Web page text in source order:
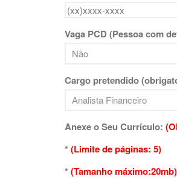
Vaga PCD (Pessoa com
Cargo pretendido
Anexe o Seu Currículo:
* (Limite de páginas: 5)
* (Tamanho máximo:20mb)